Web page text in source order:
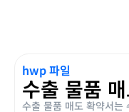
hwp 파일
수출 물품
수출 물품 매도 확약서는